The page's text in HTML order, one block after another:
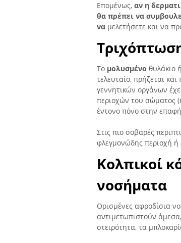
Επομένως, αν η
θα πρέπει να
να μελετήσετε και να
Το μολυσμένο θυλάκιο ή
τελευταίο, πρήζεται
γεννητικών οργάνων
περιοχών του σώματος
έντονο πόνο στην
Στις πιο σοβαρές
φλεγμονώδης περιοχή ή
Κολπικοί
νοσήματα
Ορισμένες αφροδίσια
αντιμετωπιστούν
στειρότητα, τα